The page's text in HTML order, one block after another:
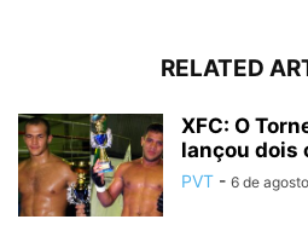
RELATED
XFC: O
lançou dois
PVT - 6 de